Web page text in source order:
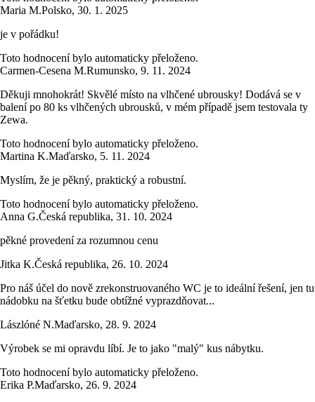
Maria M.Polsko, 30. 1. 2025
je v pořádku!
Toto hodnocení bylo automaticky přeloženo.
Carmen-Cesena M.Rumunsko, 9. 11. 2024
Děkuji mnohokrát! Skvělé místo na vlhčené ubrousky! Dodává se v
balení po 80 ks vlhčených ubrousků, v mém případě jsem testovala ty
Zewa.
Toto hodnocení bylo automaticky přeloženo.
Martina K.Maďarsko, 5. 11. 2024
Myslím, že je pěkný, praktický a robustní.
Toto hodnocení bylo automaticky přeloženo.
Anna G.Česká republika, 31. 10. 2024
pěkné provedení za rozumnou cenu
Jitka K.Česká republika, 26. 10. 2024
Pro náš účel do nově zrekonstruovaného WC je to ideální řešení, jen tu
nádobku na šťetku bude obtížné vyprazdňovat...
Lászlóné N.Maďarsko, 28. 9. 2024
Výrobek se mi opravdu líbí. Je to jako "malý" kus nábytku.
Toto hodnocení bylo automaticky přeloženo.
Erika P.Maďarsko, 26. 9. 2024